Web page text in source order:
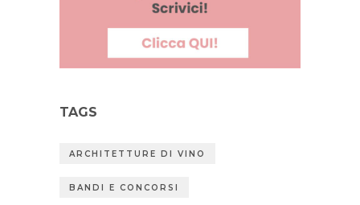
TAGS
ARCHITETTURE DI VINO
BANDI E CONCORSI